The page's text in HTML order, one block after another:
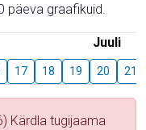
päeva graafikuid.
Juuli
17 18 19 20 21
Kärdla tugijaama